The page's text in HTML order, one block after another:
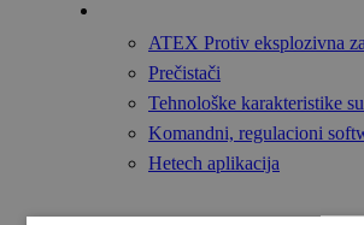
ATEX Protiv eksplozivna
Prečistači
Tehnološke karakteristike
Komandni, regulacioni
Hetech aplikacija